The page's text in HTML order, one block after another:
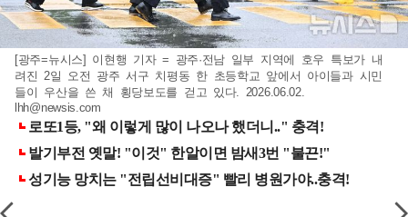
[광주=뉴시스] 이현행 기자 = 광주·전남 일부 지역에 호우 특보가 내
려진 2일 오전 광주 서구 치평동 한 초등학교 앞에서 아이들과 시민
들이 우산을 쓴 채 횡당보도를 걷고 있다. 2026.06.02.
lhh@newsis.com